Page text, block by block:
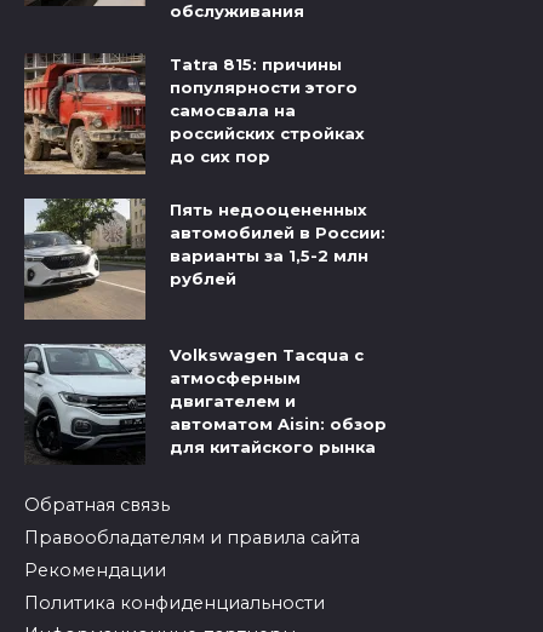
обслуживания
Tatra 815: причины
популярности этого
самосвала на
российских стройках
до сих пор
Пять недооцененных
автомобилей в России:
варианты за 1,5-2 млн
рублей
Volkswagen Tacqua с
атмосферным
двигателем и
автоматом Aisin: обзор
для китайского рынка
Обратная связь
Правообладателям и правила сайта
Рекомендации
Политика конфиденциальности